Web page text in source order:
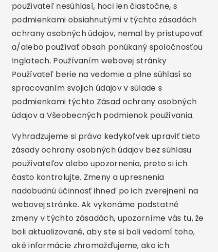
používateľ nesúhlasí, hoci len čiastočne, s
podmienkami obsiahnutými v týchto zásadách
ochrany osobných údajov, nemal by pristupovať
a/alebo používať obsah ponúkaný spoločnosťou
Inglatech. Používaním webovej stránky
Používateľ berie na vedomie a plne súhlasí so
spracovaním svojich údajov v súlade s
podmienkami týchto Zásad ochrany osobných
údajov a Všeobecných podmienok používania.
Vyhradzujeme si právo kedykoľvek upraviť tieto
zásady ochrany osobných údajov bez súhlasu
používateľov alebo upozornenia, preto si ich
často kontrolujte. Zmeny a upresnenia
nadobudnú účinnosť ihneď po ich zverejnení na
webovej stránke. Ak vykonáme podstatné
zmeny v týchto zásadách, upozorníme vás tu, že
boli aktualizované, aby ste si boli vedomí toho,
aké informácie zhromažďujeme, ako ich